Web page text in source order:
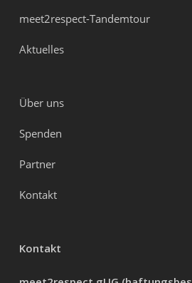
meet2respect-Tandemtour
Aktuelles
Über uns
Spenden
Partner
Kontakt
Kontakt